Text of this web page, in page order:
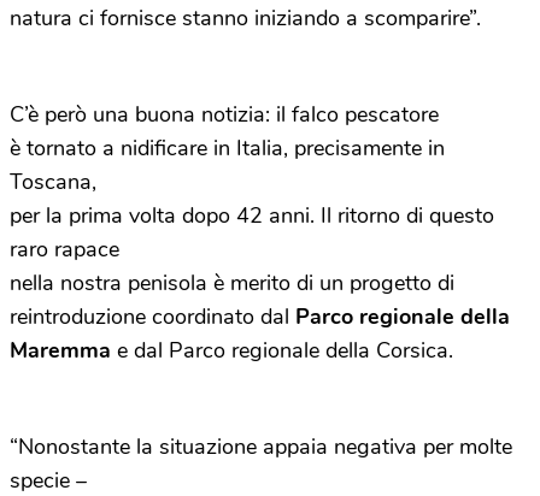
natura ci fornisce stanno iniziando a scomparire”.
C’è però una buona notizia: il falco pescatore
è tornato a nidificare in Italia, precisamente in
Toscana,
per la prima volta dopo 42 anni. Il ritorno di questo
raro rapace
nella nostra penisola è merito di un progetto di
reintroduzione coordinato dal Parco regionale della
Maremma e dal Parco regionale della Corsica.
“Nonostante la situazione appaia negativa per molte
specie –